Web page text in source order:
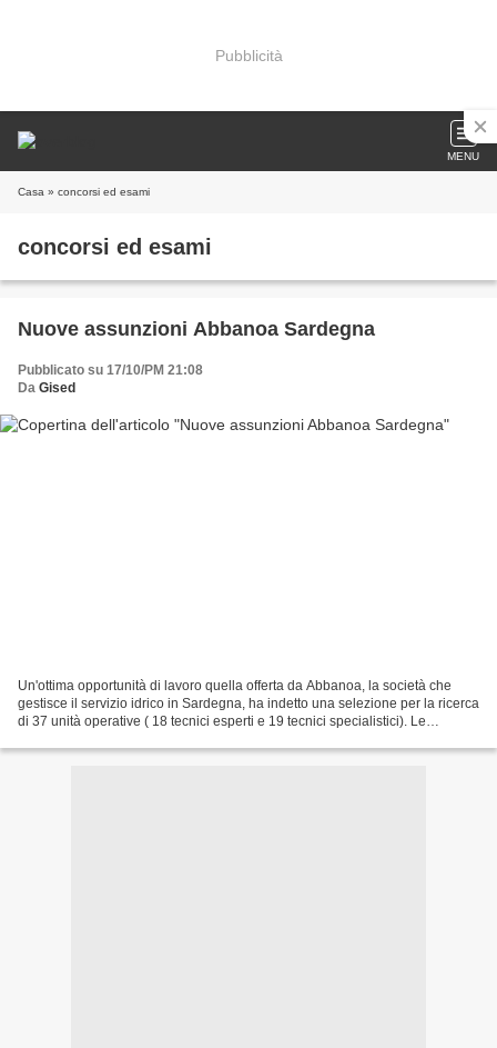
Pubblicità
MENU
Casa » concorsi ed esami
concorsi ed esami
Nuove assunzioni Abbanoa Sardegna
Pubblicato su 17/10/PM 21:08
Da Gised
Un'ottima opportunità di lavoro quella offerta da Abbanoa, la società che
gestisce il servizio idrico in Sardegna, ha indetto una selezione per la ricerca
di 37 unità operative ( 18 tecnici esperti e 19 tecnici specialistici). Le